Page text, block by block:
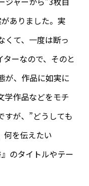
ありました。実
くて、一度は断っ
ーなので、そのと
が、作品に如実に
学作品などをモチ
すが、”どうしても
何を伝えたい
のタイトルやテー